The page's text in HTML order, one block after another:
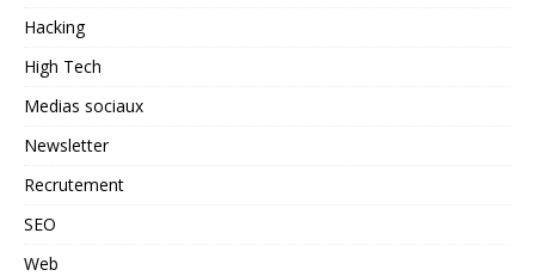
Hacking
High Tech
Medias sociaux
Newsletter
Recrutement
SEO
Web